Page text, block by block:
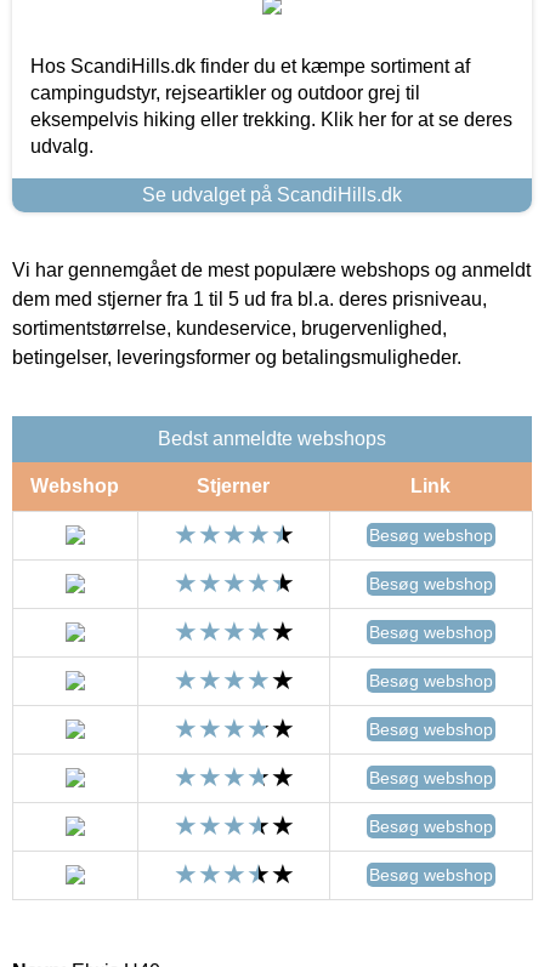
Hos ScandiHills.dk finder du et kæmpe sortiment af
campingudstyr, rejseartikler og outdoor grej til
eksempelvis hiking eller trekking. Klik her for at se deres
udvalg.
Se udvalget på ScandiHills.dk
Vi har gennemgået de mest populære webshops og anmeldt
dem med stjerner fra 1 til 5 ud fra bl.a. deres prisniveau,
sortimentstørrelse, kundeservice, brugervenlighed,
betingelser, leveringsformer og betalingsmuligheder.
Bedst anmeldte webshops
Webshop Stjerner Link
Besøg webshop
Besøg webshop
Besøg webshop
Besøg webshop
Besøg webshop
Besøg webshop
Besøg webshop
Besøg webshop